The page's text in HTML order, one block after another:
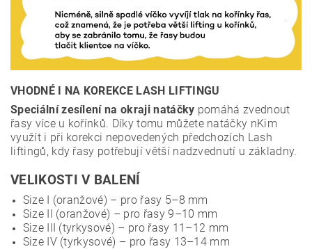
VHODNÉ I NA KOREKCE LASH LIFTINGU
Speciální zesílení na okraji natáčky pomáhá zvednout
řasy více u kořínků. Díky tomu můžete natáčky nKim
využít i při korekci nepovedených předchozích Lash
liftingů, kdy řasy potřebují větší nadzvednutí u základny.
VELIKOSTI V BALENÍ
Size I (oranžové) – pro řasy 5–8 mm
Size II (oranžové) – pro řasy 9–10 mm
Size III (tyrkysové) – pro řasy 11–12 mm
Size IV (tyrkysové) – pro řasy 13–14 mm